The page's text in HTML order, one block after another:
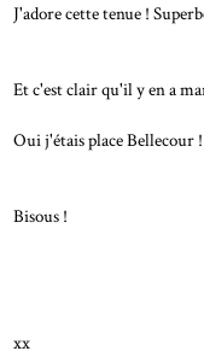
J'adore cette tenue !
Et c'est clair qu'il y en a
Oui j'étais place Bellecour !
Bisous !
xx